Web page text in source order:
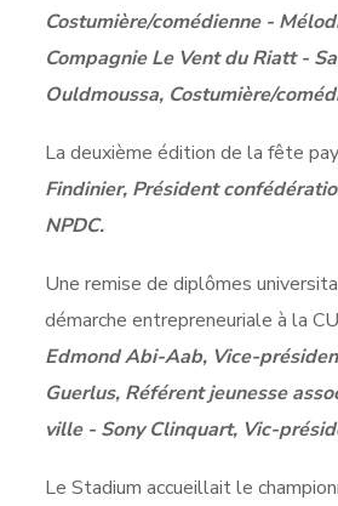
Costumière/comédienne -
Compagnie Le Vent du Riatt -
Ouldmoussa, Costumière/
La deuxième édition de la fête
Findinier, Président
NPDC.
Une remise de diplômes
démarche entrepreneuriale à la
Edmond Abi-Aab, Vice-
Guerlus, Référent jeunesse
ville - Sony Clinquart, Vic-
Le Stadium accueillait le